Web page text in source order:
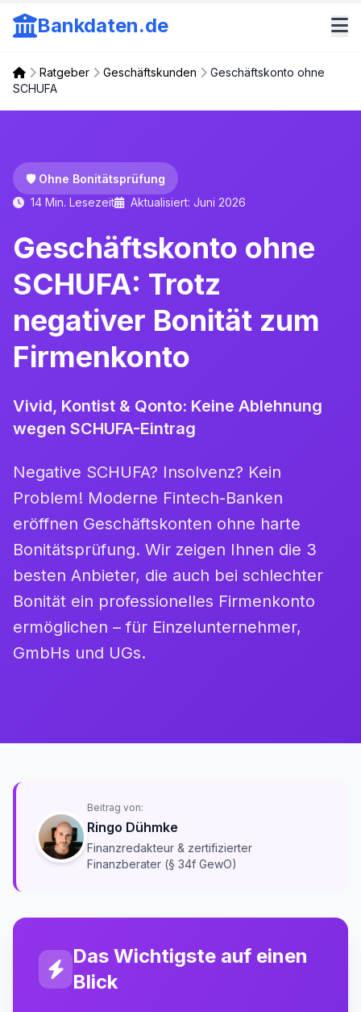
Bankdaten.de
Ratgeber Geschäftskunden
Geschäftskonto ohne
SCHUFA
🛡️ Ohne Bonitätsprüfung
14 Min. Lesezeit
Aktualisiert: Juni 2026
Geschäftskonto ohne
SCHUFA: Trotz
negativer Bonität zum
Firmenkonto
Vivid, Kontist & Qonto: Keine Ablehnung
wegen SCHUFA-Eintrag
Negative SCHUFA? Insolvenz? Kein
Problem! Moderne Fintech-Banken
eröffnen Geschäftskonten ohne harte
Bonitätsprüfung. Wir zeigen Ihnen die 3
besten Anbieter, die auch bei schlechter
Bonität ein professionelles Firmenkonto
ermöglichen – für Einzelunternehmer,
GmbHs und UGs.
Beitrag von:
Ringo Dühmke
Finanzredakteur & zertifizierter
Finanzberater (§ 34f GewO)
Das Wichtigste auf einen
Blick